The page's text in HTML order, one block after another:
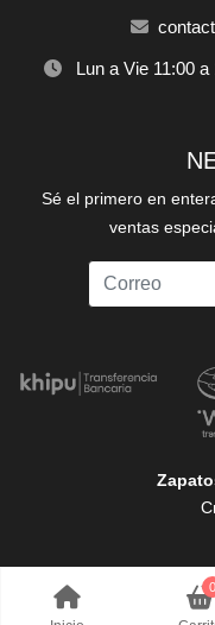
Lun a Vie 11:00
Sé el primero en
ventas
0